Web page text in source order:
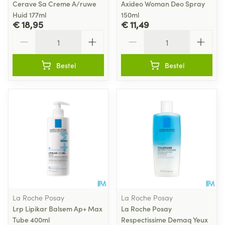
Cerave Sa Creme A/ruwe
Huid 177ml
€ 18,95
Bestel
Axideo Woman Deo Spray
150ml
€ 11,49
Bestel
La Roche Posay
Lrp Lipikar Balsem Ap+ Max
Tube 400ml
La Roche Posay
La Roche Posay
Respectissime Demaq Yeux